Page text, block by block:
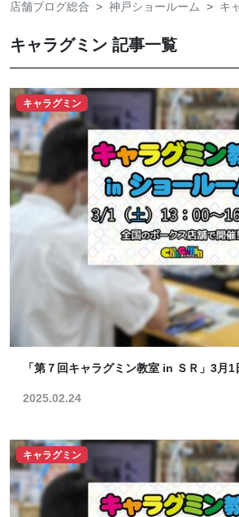
店舗ブログ総合 神戸ショールーム キ
キャラグミン 記事一覧
キャラグミン
「第７回キャラグミン教室 in ＳＲ」3月1
2025.02.24
キャラグミン